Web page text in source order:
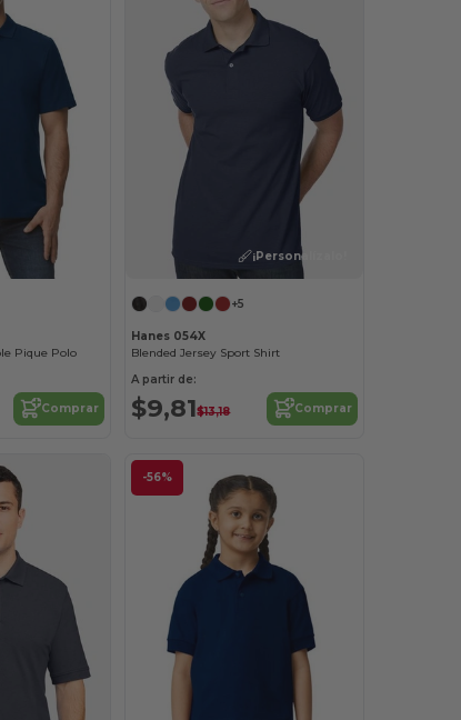
Pique Polo
Comprar
¡Personalízalo!
+5
Hanes 054X
Blended Jersey Sport Shirt
A partir de:
$9,81$13,18 Comprar
-56%